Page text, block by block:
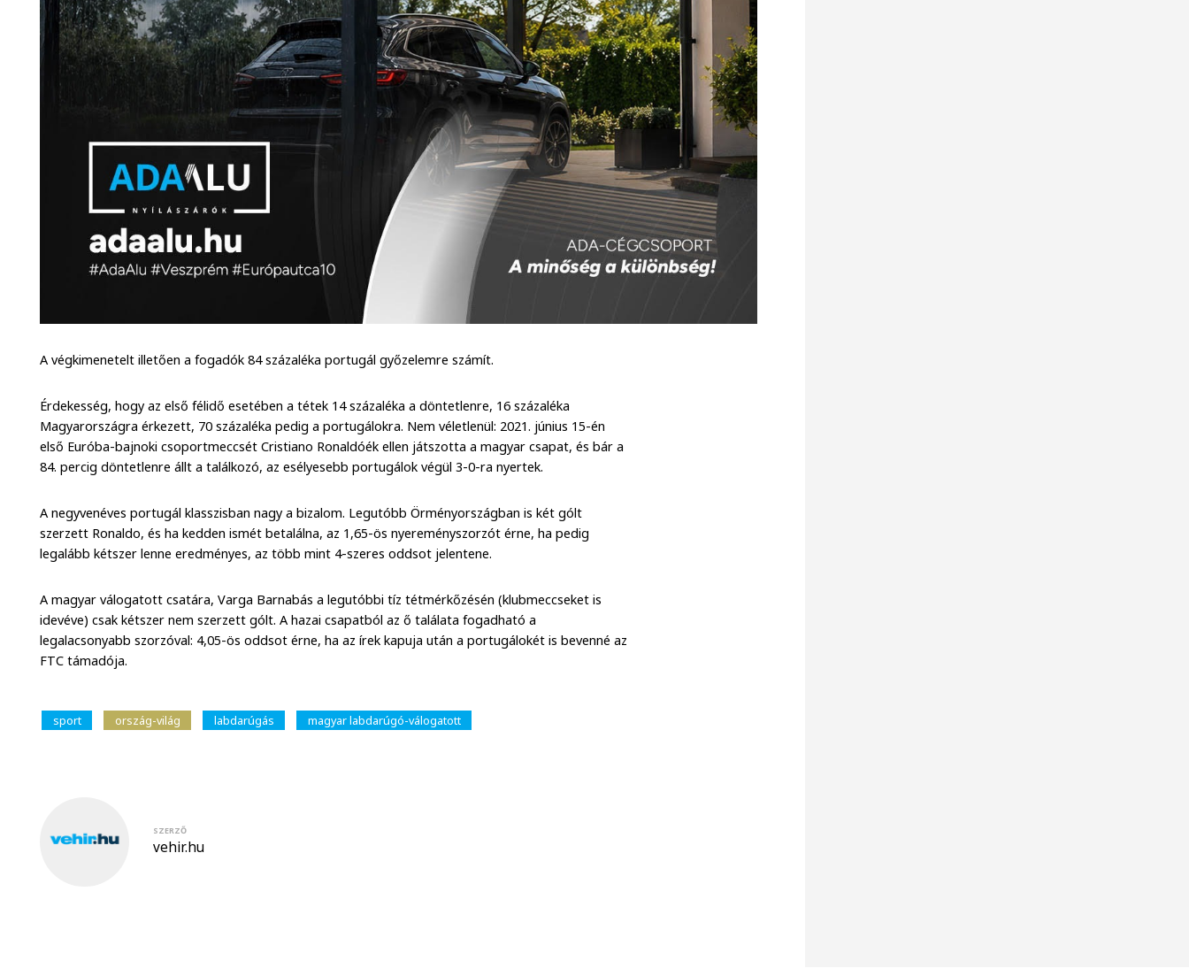
A végkimenetelt illetően a fogadók 84 százaléka portugál győzelemre számít.
Érdekesség, hogy az első félidő esetében a tétek 14 százaléka a döntetlenre, 16 százaléka
Magyarországra érkezett, 70 százaléka pedig a portugálokra. Nem véletlenül: 2021. június 15-én
első Euróba-bajnoki csoportmeccsét Cristiano Ronaldóék ellen játszotta a magyar csapat, és bár a
84. percig döntetlenre állt a találkozó, az esélyesebb portugálok végül 3-0-ra nyertek.
A negyvenéves portugál klasszisban nagy a bizalom. Legutóbb Örményországban is két gólt
szerzett Ronaldo, és ha kedden ismét betalálna, az 1,65-ös nyereményszorzót érne, ha pedig
legalább kétszer lenne eredményes, az több mint 4-szeres oddsot jelentene.
A magyar válogatott csatára, Varga Barnabás a legutóbbi tíz tétmérkőzésén (klubmeccseket is
idevéve) csak kétszer nem szerzett gólt. A hazai csapatból az ő találata fogadható a
legalacsonyabb szorzóval: 4,05-ös oddsot érne, ha az írek kapuja után a portugálokét is bevenné az
FTC támadója.
sport ország-világ labdarúgás magyar labdarúgó-válogatott
SZERZŐ
vehir.hu